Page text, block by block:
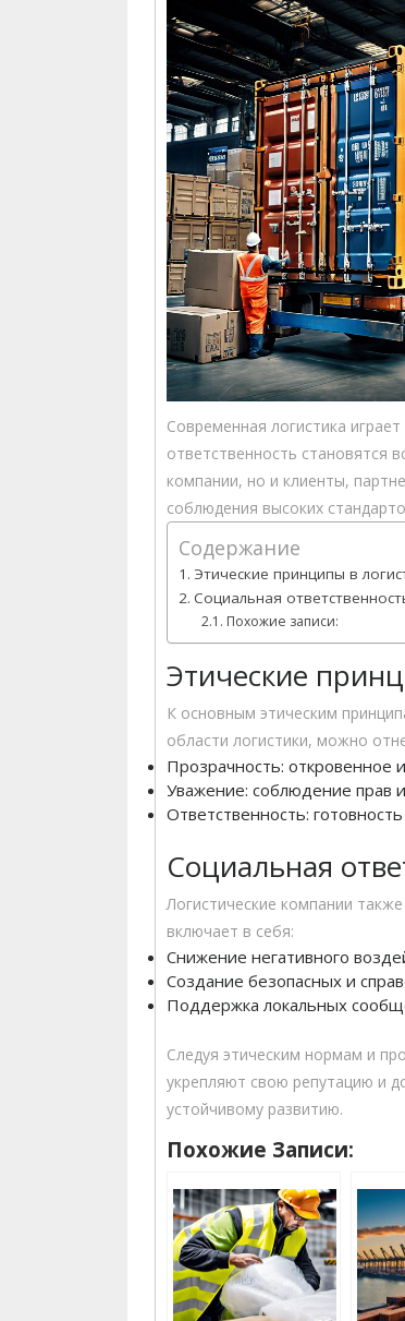
Современная логистика
ответственность становятся
компании, но и клиенты,
соблюдения высоких
Содержание
Этические принципы в
Социальная
Похожие записи:
Этические
К основным этическим
области логистики, можно
Прозрачность: откровенное
Уважение: соблюдение прав
Ответственность:
Социальная
Логистические компании
включает в себя:
Снижение негативного
Создание безопасных и
Поддержка локальных
Следуя этическим нормам и
укрепляют свою репутацию и
устойчивому развитию.
Похожие Записи: